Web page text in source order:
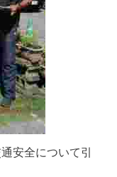
安全について引